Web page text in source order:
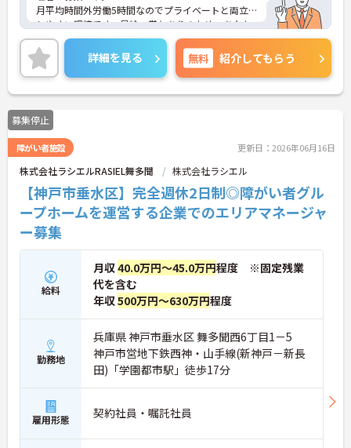
月平均時間外労働5時間なのでプライベートと両立
しやすい環境です。昇給・賞与ありのため、あなた
の頑張りがしっかり評価されます。
ご興味のある方は、面接のポイントをお伝えします
のでお気軽にお問い合せください。
詳細を見る 無料 紹介してもらう
募集停止
障がい者施設 更新日：2026年06月16日
株式会社ラシエルRASIEL舞多聞 株式会社ラシエル
【神戸市垂水区】完全週休2日制◎障がい者グル
ープホームを運営する企業でのエリアマネージャ
ー募集
給料
月収40.0万円～45.0万円程度 ※固定残業
代を含む
年収500万円～630万円程度
勤務地
兵庫県 神戸市垂水区 舞多聞西6丁目1－5
神戸市営地下鉄西神・山手線(新神戸－新長
田)「学園都市駅」徒歩17分
雇用形態 契約社員・嘱託社員